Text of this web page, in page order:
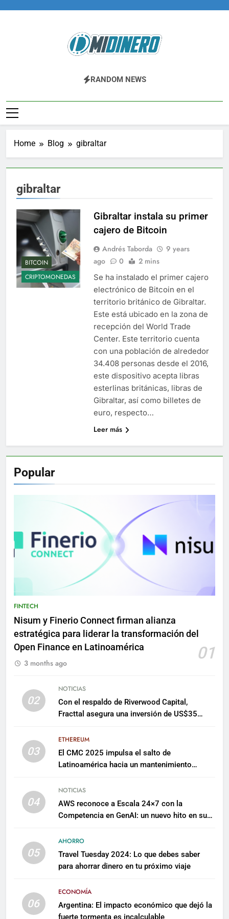
Midinero.co
Fintech, Criptomonedas
RANDOM NEWS
Home Blog gibraltar
gibraltar
BITCOIN
CRIPTOMONEDAS
Gibraltar instala su primer
cajero de Bitcoin
Andrés Taborda
9 years
ago
0 2 mins
Se ha instalado el primer cajero
electrónico de Bitcoin en el
territorio británico de Gibraltar.
Este está ubicado en la zona de
recepción del World Trade
Center. Este territorio cuenta
con una población de alrededor
34.408 personas desde el 2016,
este dispositivo acepta libras
esterlinas británicas, libras de
Gibraltar, así como billetes de
euro, respecto…
Leer más
Popular
FINTECH
Nisum y Finerio Connect firman alianza
estratégica para liderar la transformación del
Open Finance en Latinoamérica
01
3 months ago
02
NOTICIAS
Con el respaldo de Riverwood Capital,
Fracttal asegura una inversión de US$35
03
ETHEREUM
El CMC 2025 impulsa el salto de
Latinoamérica hacia un mantenimiento
04
NOTICIAS
AWS reconoce a Escala 24×7 con la
Competencia en GenAI: un nuevo hito en su
05
AHORRO
Travel Tuesday 2024: Lo que debes saber
para ahorrar dinero en tu próximo viaje
06
ECONOMÍA
Argentina: El impacto económico que dejó la
fuerte tormenta es incalculable